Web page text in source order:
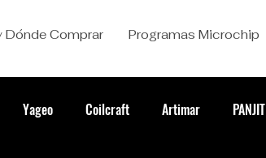
Dónde Comprar Programas Microchip
Yageo Coilcraft Artimar PANJIT